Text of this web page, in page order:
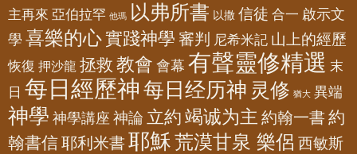
主再來 亞伯拉罕 他瑪 以弗所書 以撒 信徒 合一 啟示文
學 喜樂的心實踐神學 審判 尼希米記 山上的經歷
恢復 押沙龍 拯救 教會 會幕 有聲靈修精選 末
日 每日經歷神 每日经历神 灵修 猶大 異端
神學 神學講座 神論 立約 竭诚为主 約翰一書 約
翰書信耶利米書 耶穌荒漠甘泉 樂侶 西敏斯